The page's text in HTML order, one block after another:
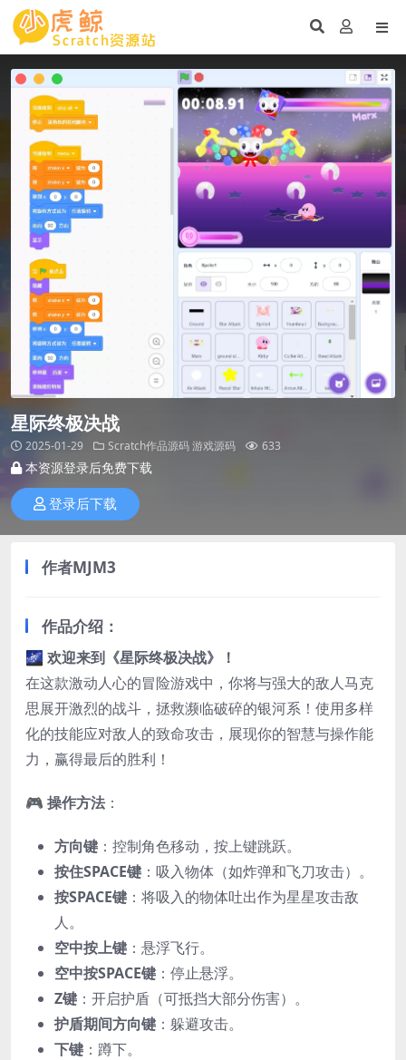
星际终极决战
2025-01-29 Scratch作品源码游戏源码 633
本资源登录后免费下载
登录后下载
作者MJM3
作品介绍：
🌌 欢迎来到《星际终极决战》！
在这款激动人心的冒险游戏中，你将与强大的敌人马克
思展开激烈的战斗，拯救濒临破碎的银河系！使用多样
化的技能应对敌人的致命攻击，展现你的智慧与操作能
力，赢得最后的胜利！
🎮 操作方法 ：
方向键 ：控制角色移动，按上键跳跃。
按住SPACE键 ：吸入物体（如炸弹和飞刀攻击）。
按SPACE键 ：将吸入的物体吐出作为星星攻击敌
人。
空中按上键 ：悬浮飞行。
空中按SPACE键 ：停止悬浮。
Z键 ：开启护盾（可抵挡大部分伤害）。
护盾期间方向键 ：躲避攻击。
下键 ：蹲下。